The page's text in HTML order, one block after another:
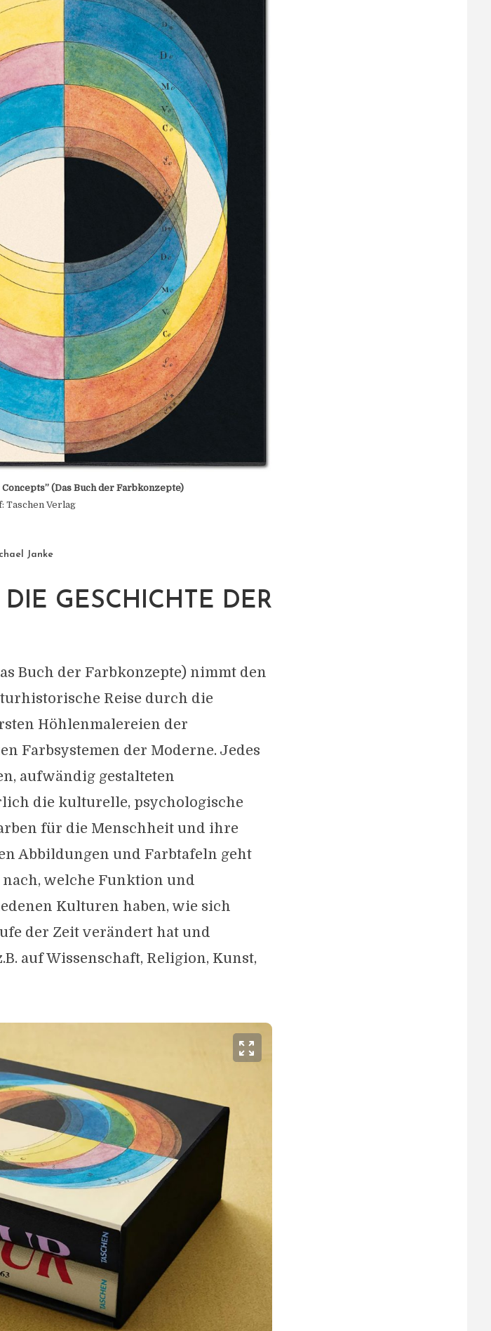
(Das Buch der Farbkonzepte)
Taschen Verlag
Janke
GESCHICHTE DER
Buch der Farbkonzepte) nimmt den
Reise durch die
Höhlenmalereien der
Farbsystemen der Moderne. Jedes
aufwändig gestalteten
die kulturelle, psychologische
für die Menschheit und ihre
Abbildungen und Farbtafeln geht
nach, welche Funktion und
Kulturen haben, wie sich
der Zeit verändert hat und
auf Wissenschaft, Religion, Kunst,